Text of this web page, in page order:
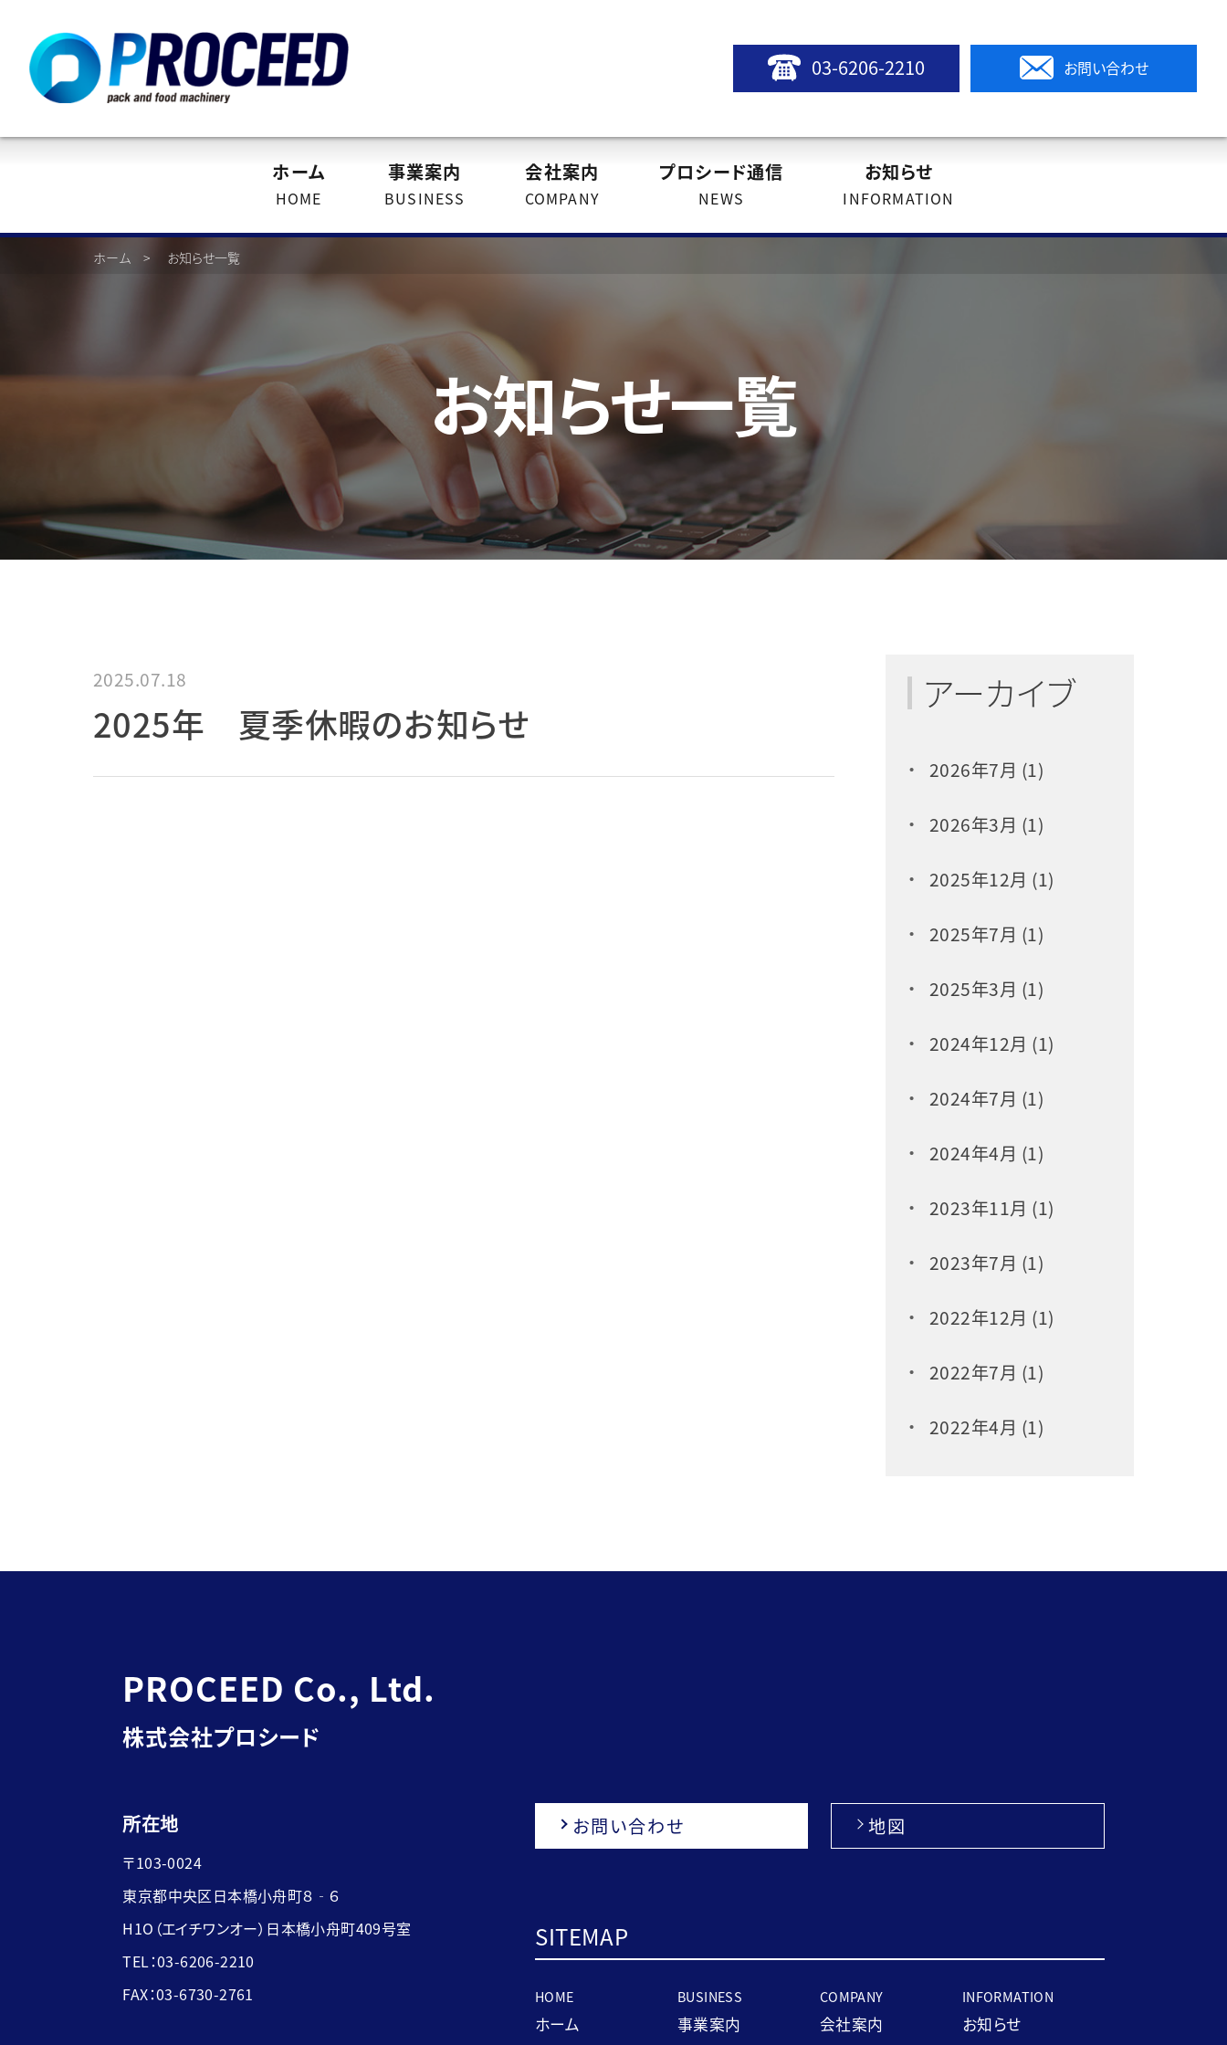
03-6206-2210 お問い合わせ
ホーム
HOME
事業案内
BUSINESS
会社案内
COMPANY
プロシード通信
NEWS
お知らせ
INFORMATION
ホーム お知らせ一覧
お知らせ一覧
2025.07.18
2025年 夏季休暇のお知らせ
アーカイブ
2026年7月 (1)
2026年3月 (1)
2025年12月 (1)
2025年7月 (1)
2025年3月 (1)
2024年12月 (1)
2024年7月 (1)
2024年4月 (1)
2023年11月 (1)
2023年7月 (1)
2022年12月 (1)
2022年7月 (1)
2022年4月 (1)
PROCEED Co., Ltd.
株式会社プロシード
所在地
〒103-0024
東京都中央区日本橋小舟町８‐６
H1O（エイチワンオー）日本橋小舟町409号室
TEL：03-6206-2210
FAX：03-6730-2761
お問い合わせ 地図
SITEMAP
HOME
ホーム
BUSINESS
事業案内
COMPANY
会社案内
INFORMATION
お知らせ